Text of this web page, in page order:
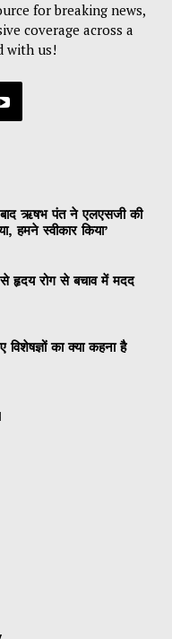
for breaking news,
coverage across a
with us!
ऋषभ पंत ने एलएसजी की
हमने स्वीकार किया’
हृदय रोग से बचाव में मदद
का क्या कहना है